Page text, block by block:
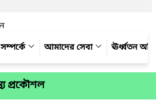
আমাদের সেবা ঊর্ধ্বতন
প্রকৌশল